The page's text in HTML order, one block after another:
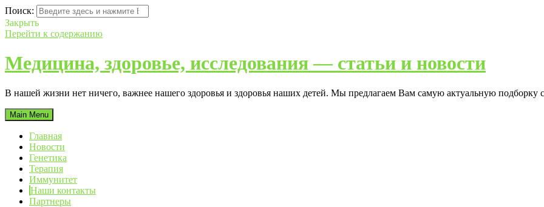
Поиск:
Закрыть
Перейти к содержанию
Медицина, здоровье, исследования — статьи и новости
В нашей жизни нет ничего, важнее нашего здоровья и здоровья наших детей. Мы предлагаем Вам самую актуальную подборку
Main Menu
Главная
Новости
Генетика
Терапия
Иммунитет
Наши контакты
Партнеры